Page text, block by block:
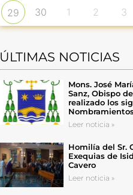
29 30 1 2 3
ÚLTIMAS NOTICIAS
Mons. José
Sanz, Obispo
realizado los
Leer noticia »
Homilía del Sr.
Exequias de
Cavero
Leer noticia »